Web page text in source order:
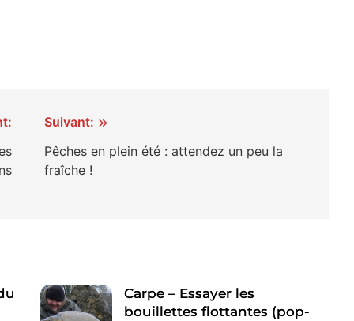
Suivant:
Pêches en plein été : attendez un peu la
fraîche !
Carpe – Essayer les
bouillettes flottantes (pop-